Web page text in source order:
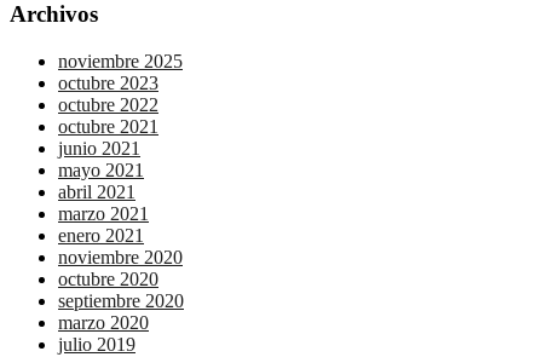
Archivos
noviembre 2025
octubre 2023
octubre 2022
octubre 2021
junio 2021
mayo 2021
abril 2021
marzo 2021
enero 2021
noviembre 2020
octubre 2020
septiembre 2020
marzo 2020
julio 2019